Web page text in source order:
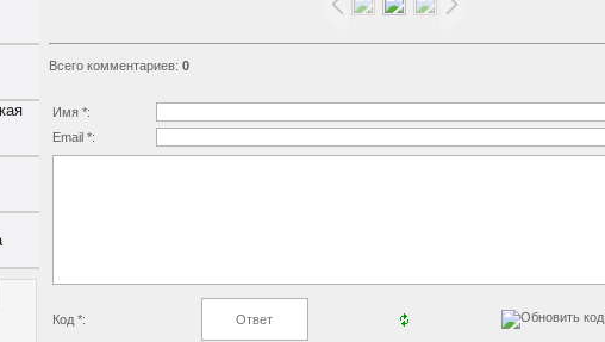
Всего комментариев: 0
Имя *:
Email *:
Код *: